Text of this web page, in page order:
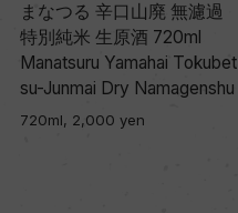
まなつる 辛口山廃 無濾過
特別純米 生原酒 720ml
Manatsuru Yamahai Tokubet
su-Junmai Dry Namagenshu
720ml, 2,000 yen